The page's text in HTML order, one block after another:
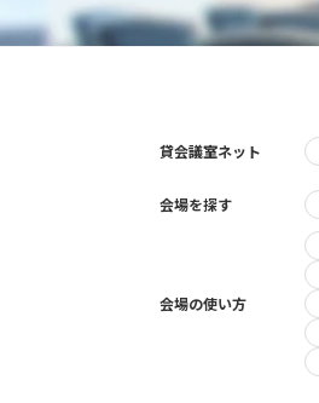
貸会議室ネット
会場を探す
会場の使い方